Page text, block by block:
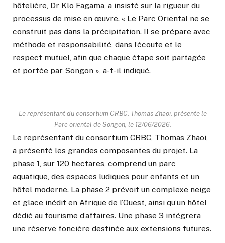
hôtelière, Dr Klo Fagama, a insisté sur la rigueur du
processus de mise en œuvre. « Le Parc Oriental ne se
construit pas dans la précipitation. Il se prépare avec
méthode et responsabilité, dans l’écoute et le
respect mutuel, afin que chaque étape soit partagée
et portée par Songon », a-t-il indiqué.
Le représentant du consortium CRBC, Thomas Zhaoi, présente le
Parc oriental de Songon, le 12/06/2026.
Le représentant du consortium CRBC, Thomas Zhaoi,
a présenté les grandes composantes du projet. La
phase 1, sur 120 hectares, comprend un parc
aquatique, des espaces ludiques pour enfants et un
hôtel moderne. La phase 2 prévoit un complexe neige
et glace inédit en Afrique de l’Ouest, ainsi qu’un hôtel
dédié au tourisme d’affaires. Une phase 3 intégrera
une réserve foncière destinée aux extensions futures.